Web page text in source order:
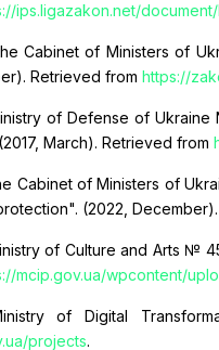
ips.ligazakon.net/document/
Cabinet of Ministers of
Retrieved from https://
of Defense of Ukraine
March). Retrieved from
Cabinet of Ministers of
(2022,
of Culture and Arts №
mcip.gov.ua/wpcontent/
of Digital
projects.